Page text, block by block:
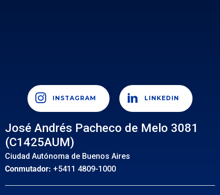
INSTAGRAM LINKEDIN
José Andrés Pacheco de Melo 3081
(C1425AUM)
Ciudad Autónoma de Buenos Aires
Conmutador: +5411 4809-1000